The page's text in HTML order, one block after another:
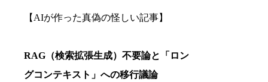
【AIが作った真偽の怪しい記事】
RAG（検索拡張生成）不要論と「ロン
グコンテキスト」への移行議論